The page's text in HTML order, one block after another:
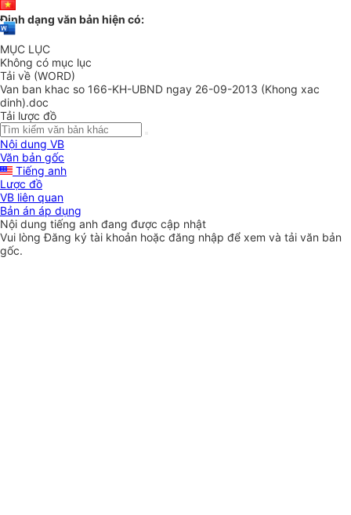
Định dạng văn bản hiện có:
MỤC LỤC
Không có mục lục
Tải về (WORD)
Van ban khac so 166-KH-UBND ngay 26-09-2013 (Khong xac
dinh).doc
Tải lược đồ
Nội dung VB
Văn bản gốc
Tiếng anh
Lược đồ
VB liên quan
Bản án áp dụng
Nội dung tiếng anh đang được cập nhật
Vui lòngĐăng ký tài khoản hoặc đăng nhập để xem và tải văn bản
gốc.